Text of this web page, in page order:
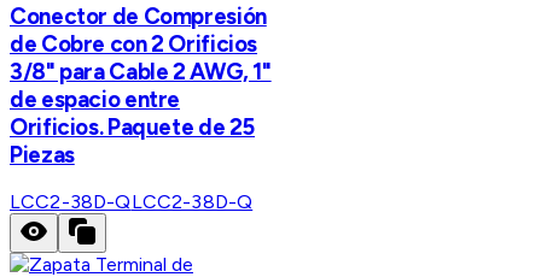
Conector de Compresión
de Cobre con 2 Orificios
3/8" para Cable 2 AWG, 1"
de espacio entre
Orificios. Paquete de 25
Piezas
LCC2-38D-QLCC2-38D-Q